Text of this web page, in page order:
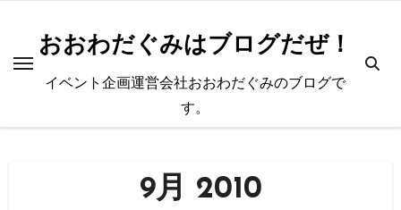
おおわだぐみはブログだぜ！
イベント企画運営会社おおわだぐみのブログで
す。
9月 2010